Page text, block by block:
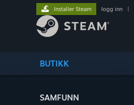
BUTIKK
SAMFUNN
Installer Steam logg inn